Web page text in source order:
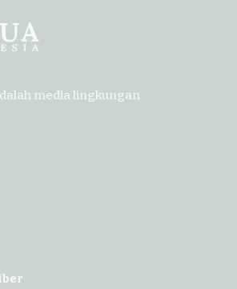
media lingkungan